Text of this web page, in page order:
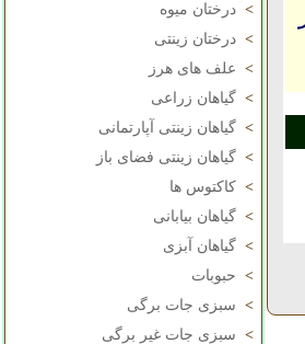
> درختان میوه
> درختان زینتی
> علف های هرز
> گیاهان زراعی
> گیاهان زینتی آپارتمانی
> گیاهان زینتی فضای باز
> کاکتوس ها
> گیاهان بیابانی
> گیاهان آبزی
> حبوبات
> سبزی جات برگی
> سبزی جات غیر برگی